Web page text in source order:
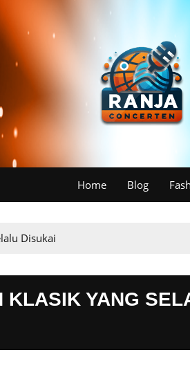
Home Blog
Disukai
KLASIK YANG